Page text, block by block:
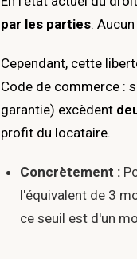
par les parties.
Cependant, cette
Code de commerce :
garantie) excèdent
profit du locataire.
Concrètement :
l'équivalent de 3
ce seuil est d'un